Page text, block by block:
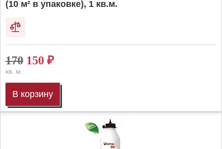
(10 м² в упаковке), 1 кв.м.
170 150 ₽
кв. м.
В корзину